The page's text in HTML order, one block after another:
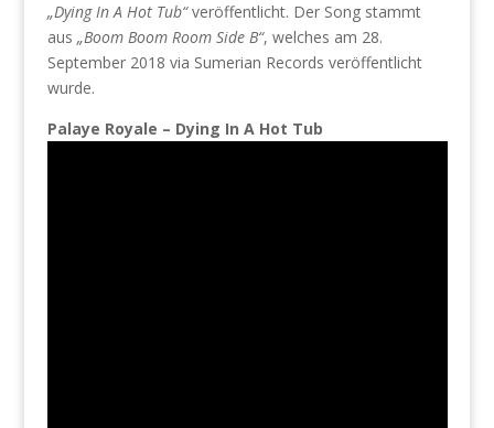
„Dying In A Hot Tub“veröffentlicht. Der Song stammt
aus „Boom Boom Room Side B“, welches am 28.
September 2018 via Sumerian Records veröffentlicht
wurde.
Palaye Royale – Dying In A Hot Tub